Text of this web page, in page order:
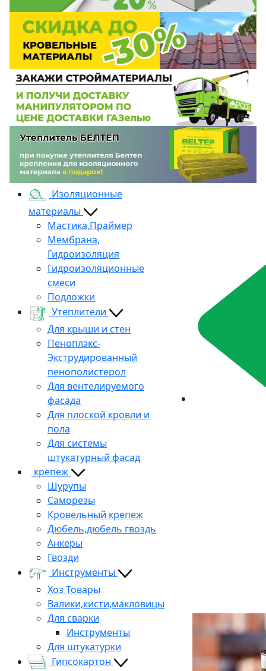
Изоляционные
материалы
Мастика,Праймер
Мембрана,
Гидроизоляция
Гидроизоляционные
смеси
Подложки
Утеплители
Для крыши и стен
Пеноплэкс-
Экструдированный
пенополистерол
Для вентелируемого
фасада
Для плоской кровли и
пола
Для системы
штукатурный фасад
крепеж
Шурупы
Саморезы
Кровельный крепеж
Дюбель,дюбель гвоздь
Анкеры
Гвозди
Инструменты
Хоз Товары
Валики,кисти,макловицы
Для сварки
Инструменты
Для штукатурки
Гипсокартон